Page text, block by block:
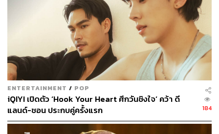
ABOUT THE AUTHOR
สุพัฒน์ ศิวะพรพันธ์
Content Creator ผู้หลงใหลในทุกศาสตร์และ
วัฒนธรรมของประเทศญี่ปุ่น
ENTERTAINMENT / POP
iQIYI เปิดตัว ‘Hook Your Heart ศึกวันชิงใจ’ คว้า ดี
แลนด์-ชอน ประกบคู่ครั้งแรก
184